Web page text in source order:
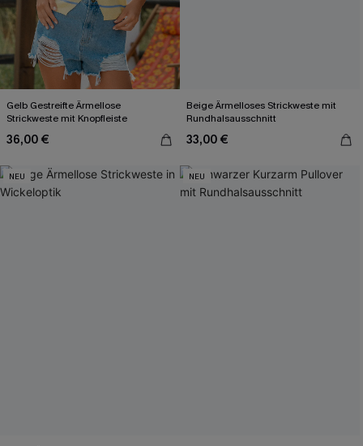
Gelb Gestreifte Ärmellose
Strickweste mit Knopfleiste
36,00 €
Beige Ärmelloses Strickweste mit
Rundhalsausschnitt
33,00 €
NEU NEU